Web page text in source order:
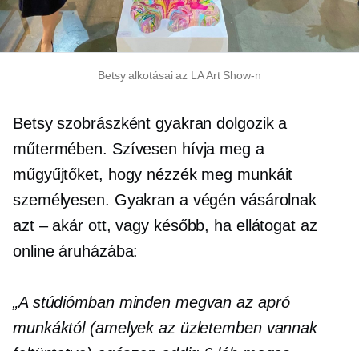
Betsy alkotásai az LA Art Show-n
Betsy szobrászként gyakran dolgozik a
műtermében. Szívesen hívja meg a
műgyűjtőket, hogy nézzék meg munkáit
személyesen. Gyakran a végén vásárolnak
azt – akár ott, vagy később, ha ellátogat az
online áruházába:
„A stúdiómban minden megvan az apró
munkáktól (amelyek az üzletemben vannak